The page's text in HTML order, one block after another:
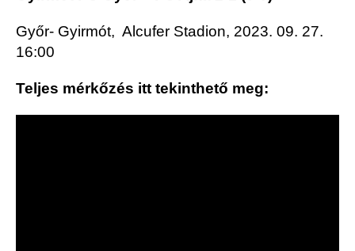
Győr- Gyirmót, Alcufer Stadion, 2023. 09. 27.
16:00
Teljes mérkőzés itt tekinthető meg: